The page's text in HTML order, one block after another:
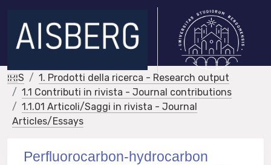
IRIS
1. Prodotti della ricerca - Research output
1.1 Contributi in rivista - Journal contributions
1.1.01 Articoli/Saggi in rivista - Journal
Articles/Essays
Perfluorocarbon-hydrocarbon